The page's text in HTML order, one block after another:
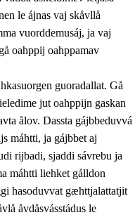
ja barggoiellemin
le ájnas vaj skåvllå
vuorddemusáj, ja vaj
oahppij oahppamav
guoradallat. Gå
jut oahppijn gaskan
ålov. Dassta gájbbeduvvá
máhtti, ja gájbbet aj
rijbadi, sjaddi sávrebu ja
máhtti liehket gálldon
hasoduvvat gæhttjalattatjit
åvdåsvásstádus le